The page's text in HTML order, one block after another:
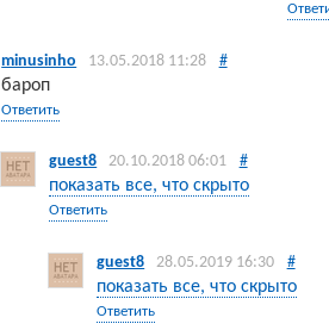
minusinho 13.05.2018 11:28 #
бароп
Ответить
guest8 20.10.2018 06:01 #
показать все, что скрыто
Ответить
guest8 28.05.2019 16:30 #
показать все, что скрыто
Ответить